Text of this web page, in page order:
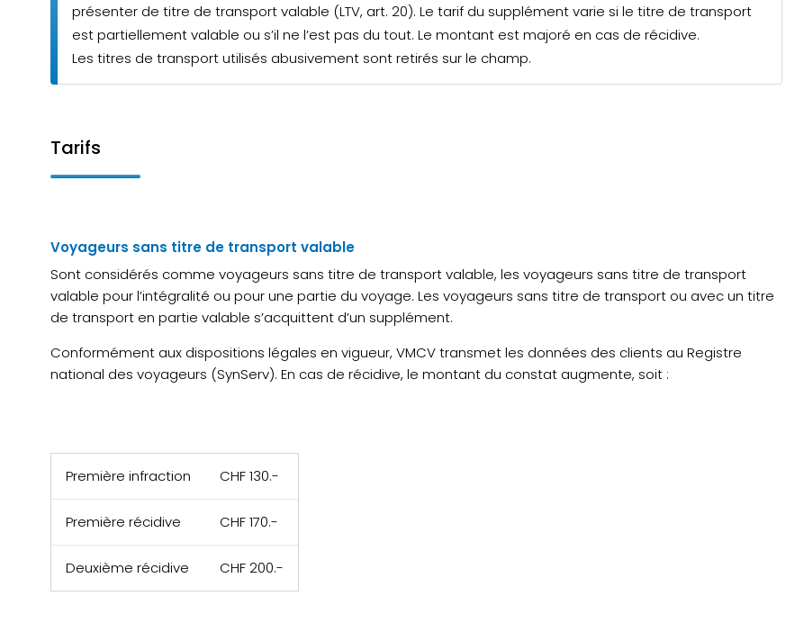
présenter de titre de transport valable (LTV, art. 20). Le tarif du supplément varie si le titre de transport
est partiellement valable ou s’il ne l’est pas du tout. Le montant est majoré en cas de récidive.
Les titres de transport utilisés abusivement sont retirés sur le champ.
Tarifs
Voyageurs sans titre de transport valable
Sont considérés comme voyageurs sans titre de transport valable, les voyageurs sans titre de transport
valable pour l’intégralité ou pour une partie du voyage. Les voyageurs sans titre de transport ou avec un titre
de transport en partie valable s’acquittent d’un supplément.
Conformément aux dispositions légales en vigueur, VMCV transmet les données des clients au Registre
national des voyageurs (SynServ). En cas de récidive, le montant du constat augmente, soit :
Première infraction CHF 130.-
Première récidive CHF 170.-
Deuxième récidive CHF 200.-